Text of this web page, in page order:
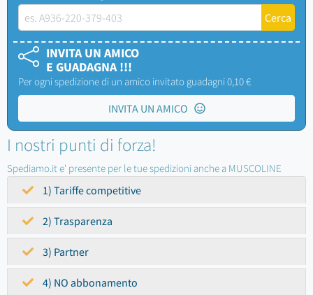
INVITA UN AMICO
E GUADAGNA !!!
Per ogni spedizione di un amico invitato guadagni 0,10 €
INVITA UN AMICO
I nostri punti di forza!
Spediamo.it e' presente per le tue spedizioni anche a MUSCOLINE
1) Tariffe competitive
2) Trasparenza
3) Partner
4) NO abbonamento